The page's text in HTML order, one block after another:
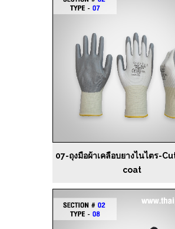
07-ถุงมือผ้าเคลือบยางไนไตร-
coat